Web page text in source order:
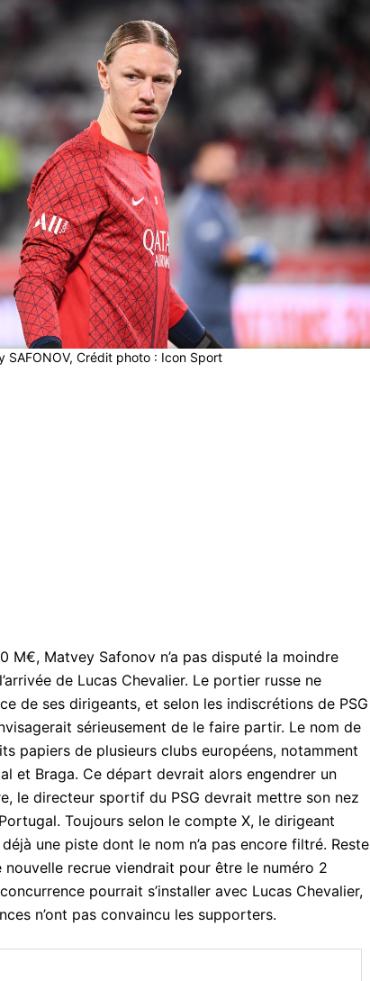
SAFONOV, Crédit photo : Icon Sport
M€, Matvey Safonov n’a pas disputé la moindre
de Lucas Chevalier. Le portier russe ne
de ses dirigeants, et selon les indiscrétions de PSG
sérieusement de le faire partir. Le nom de
papiers de plusieurs clubs européens, notamment
et Braga. Ce départ devrait alors engendrer un
le directeur sportif du PSG devrait mettre son nez
Toujours selon le compte X, le dirigeant
une piste dont le nom n’a pas encore filtré. Reste
recrue viendrait pour être le numéro 2
pourrait s’installer avec Lucas Chevalier,
n’ont pas convaincu les supporters.